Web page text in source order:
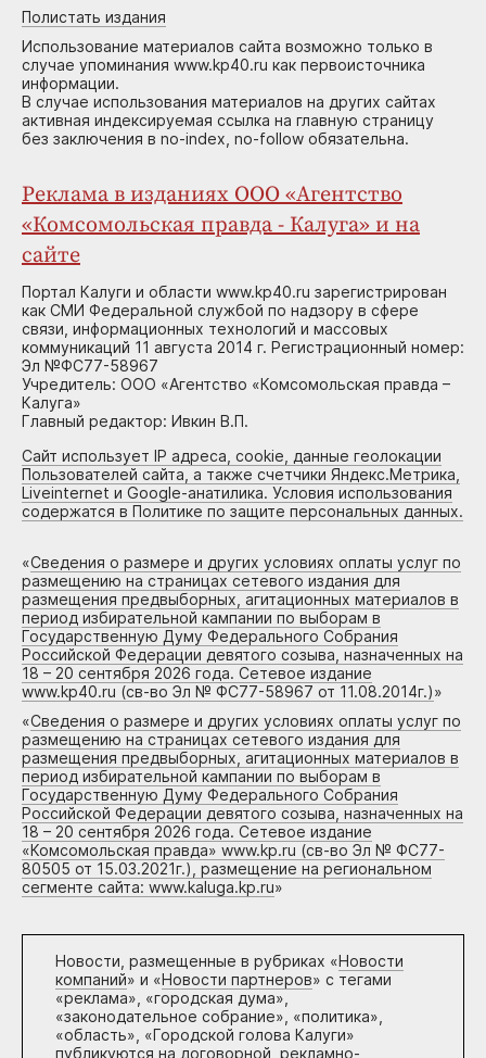
Полистать издания
Использование материалов сайта возможно только в
случае упоминания www.kp40.ru как первоисточника
информации.
В случае использования материалов на других сайтах
активная индексируемая ссылка на главную страницу
без заключения в no-index, no-follow обязательна.
Реклама в изданиях ООО «Агентство
«Комсомольская правда - Калуга» и на
сайте
Портал Калуги и области www.kp40.ru зарегистрирован
как СМИ Федеральной службой по надзору в сфере
связи, информационных технологий и массовых
коммуникаций 11 августа 2014 г. Регистрационный номер:
Эл №ФС77-58967
Учредитель: ООО «Агентство «Комсомольская правда –
Калуга»
Главный редактор: Ивкин В.П.
Сайт использует IP адреса, cookie, данные геолокации
Пользователей сайта, а также счетчики Яндекс.Метрика,
Liveinternet и Google-анатилика. Условия использования
содержатся в Политике по защите персональных данных.
«Сведения о размере и других условиях оплаты услуг по
размещению на страницах сетевого издания для
размещения предвыборных, агитационных материалов в
период избирательной кампании по выборам в
Государственную Думу Федерального Собрания
Российской Федерации девятого созыва, назначенных на
18 – 20 сентября 2026 года. Сетевое издание
www.kp40.ru (св-во Эл № ФС77-58967 от 11.08.2014г.)»
«Сведения о размере и других условиях оплаты услуг по
размещению на страницах сетевого издания для
размещения предвыборных, агитационных материалов в
период избирательной кампании по выборам в
Государственную Думу Федерального Собрания
Российской Федерации девятого созыва, назначенных на
18 – 20 сентября 2026 года. Сетевое издание
«Комсомольская правда» www.kp.ru (св-во Эл № ФС77-
80505 от 15.03.2021г.), размещение на региональном
сегменте сайта: www.kaluga.kp.ru»
Новости, размещенные в рубриках «Новости
компаний» и «Новости партнеров» с тегами
«реклама», «городская дума»,
«законодательное собрание», «политика»,
«область», «Городской голова Калуги»
публикуются на договорной, рекламно-